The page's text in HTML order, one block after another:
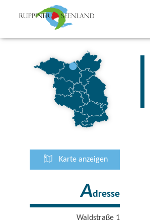
Karte anzeigen
Adresse
Waldstraße 1